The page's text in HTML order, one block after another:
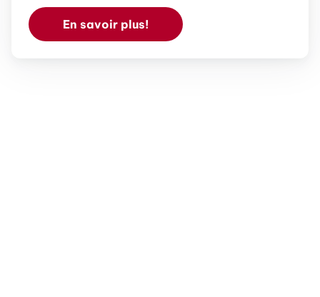
En savoir plus!